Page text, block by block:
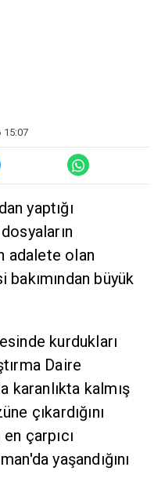
15:07
yaptığı
adalete olan
büyük
kurdukları
Daire
karanlıkta kalmış
çıkardığını
çarpıcı
yaşandığını